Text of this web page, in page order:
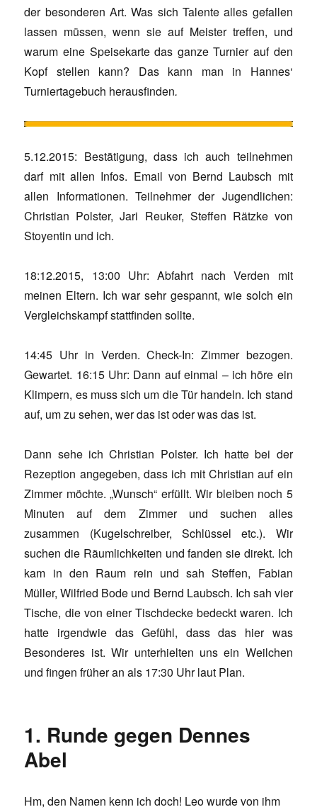
der besonderen Art. Was sich Talente alles gefallen
lassen müssen, wenn sie auf Meister treffen, und
warum eine Speisekarte das ganze Turnier auf den
Kopf stellen kann? Das kann man in Hannes‘
Turniertagebuch herausfinden.
5.12.2015: Bestätigung, dass ich auch teilnehmen
darf mit allen Infos. Email von Bernd Laubsch mit
allen Informationen. Teilnehmer der Jugendlichen:
Christian Polster, Jari Reuker, Steffen Rätzke von
Stoyentin und ich.
18:12.2015, 13:00 Uhr: Abfahrt nach Verden mit
meinen Eltern. Ich war sehr gespannt, wie solch ein
Vergleichskampf stattfinden sollte.
14:45 Uhr in Verden. Check-In: Zimmer bezogen.
Gewartet. 16:15 Uhr: Dann auf einmal – ich höre ein
Klimpern, es muss sich um die Tür handeln. Ich stand
auf, um zu sehen, wer das ist oder was das ist.
Dann sehe ich Christian Polster. Ich hatte bei der
Rezeption angegeben, dass ich mit Christian auf ein
Zimmer möchte. „Wunsch“ erfüllt. Wir bleiben noch 5
Minuten auf dem Zimmer und suchen alles
zusammen (Kugelschreiber, Schlüssel etc.). Wir
suchen die Räumlichkeiten und fanden sie direkt. Ich
kam in den Raum rein und sah Steffen, Fabian
Müller, Wilfried Bode und Bernd Laubsch. Ich sah vier
Tische, die von einer Tischdecke bedeckt waren. Ich
hatte irgendwie das Gefühl, dass das hier was
Besonderes ist. Wir unterhielten uns ein Weilchen
und fingen früher an als 17:30 Uhr laut Plan.
1. Runde gegen Dennes
Abel
Hm, den Namen kenn ich doch! Leo wurde von ihm